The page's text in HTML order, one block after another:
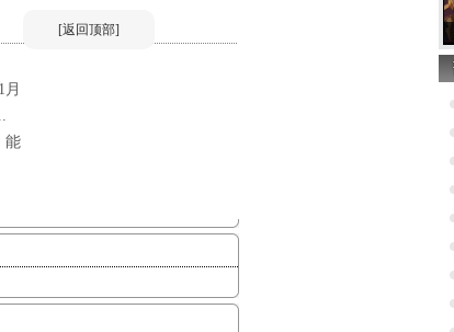
[返回顶部]
能